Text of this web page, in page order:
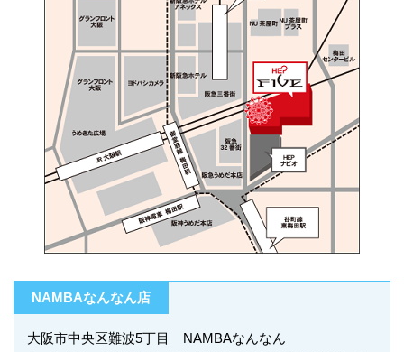
NAMBAなんなん店
大阪市中央区難波5丁目 NAMBAなんなん